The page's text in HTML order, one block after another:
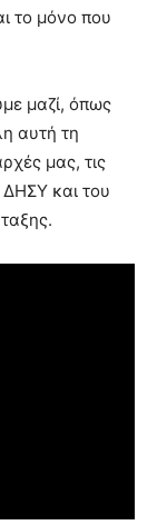
το μόνο που
μαζί, όπως
αυτή τη
μας, τις
ΔΗΣΥ και του